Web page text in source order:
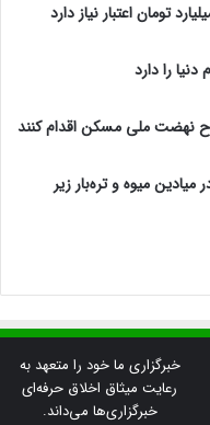
را دارد
نهضت ملی مسکن اقدام کنند
میوه و تره‌بار زیر
خبرگزاری ما خود را متعهد به
رعایت میثاق اخلاق حرفه‌ای
خبرگزاری‌ها می‌داند.